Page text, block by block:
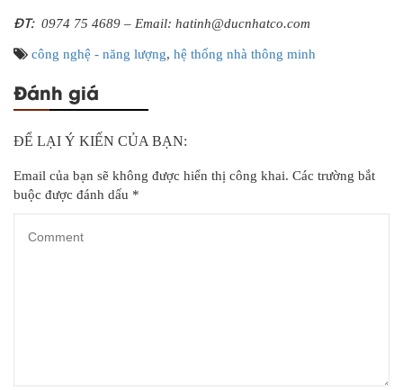
ĐT: 0974 75 4689 – Email: hatinh@ducnhatco.com
công nghệ - năng lượng, hệ thống nhà thông minh
Đánh giá
ĐỂ LẠI Ý KIẾN CỦA BẠN:
Email của bạn sẽ không được hiển thị công khai. Các trường bắt
buộc được đánh dấu *